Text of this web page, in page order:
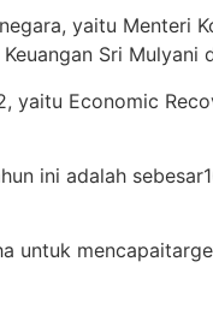
negara, yaitu Menteri
Keuangan Sri Mulyani
, yaitu Economic
ini adalah sebesar
untuk mencapai